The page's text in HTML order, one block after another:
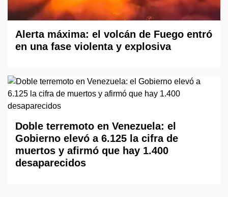
Alerta máxima: el volcán de Fuego entró
en una fase violenta y explosiva
Doble terremoto en Venezuela: el
Gobierno elevó a 6.125 la cifra de
muertos y afirmó que hay 1.400
desaparecidos